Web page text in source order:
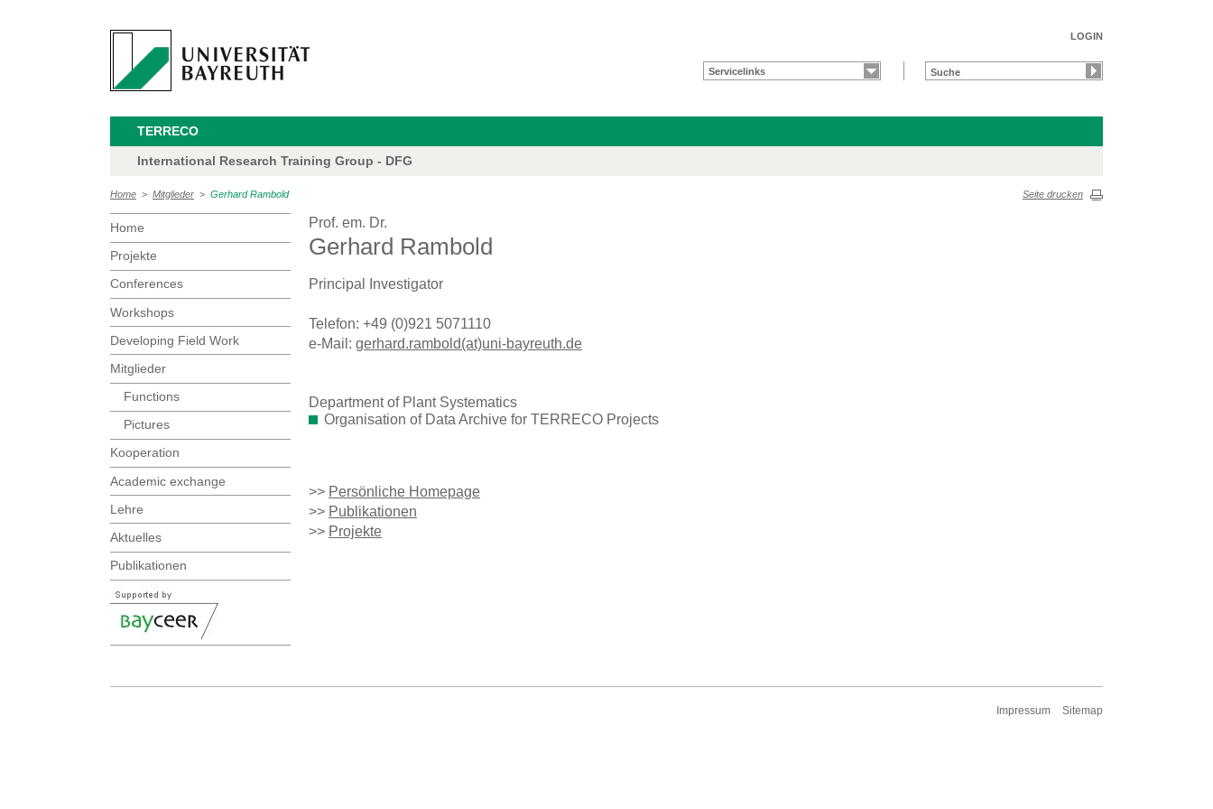
LOGIN
Servicelinks
TERRECO
International Research Training Group - DFG
Home > Mitglieder > Gerhard Rambold Seite drucken
Home
Projekte
Conferences
Workshops
Developing Field Work
Mitglieder
Functions
Pictures
Kooperation
Academic exchange
Lehre
Aktuelles
Publikationen
Prof. em. Dr.
Gerhard Rambold
Principal Investigator
Telefon: +49 (0)921 5071110
e-Mail: gerhard.rambold(at)uni-bayreuth.de
Department of Plant Systematics
Organisation of Data Archive for TERRECO Projects
>> Persönliche Homepage
>> Publikationen
>> Projekte
Impressum Sitemap